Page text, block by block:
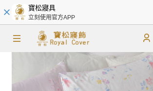
寶松寢具
立刻使用官方APP